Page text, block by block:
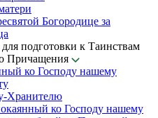
Богородице за
подготовки к Таинствам
Причащения
ко Господу нашему
Хранителю
ко Господу нашему